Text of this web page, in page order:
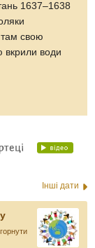
1637–1638
там свою
вкрили води
Інші дати